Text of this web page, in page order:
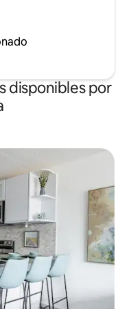
disponibles por